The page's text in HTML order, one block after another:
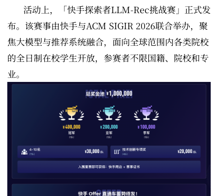
活动上，「快手探索者LLM-Rec挑战赛」正式发
布。该赛事由快手与ACM SIGIR 2026联合举办，聚
焦大模型与推荐系统融合，面向全球范围内各类院校
的全日制在校学生开放，参赛者不限国籍、院校和专
业。